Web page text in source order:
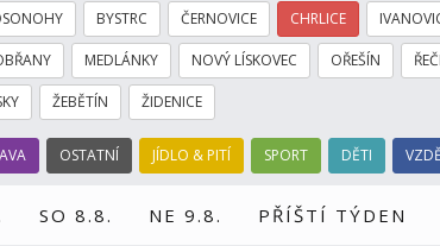
BYSTRC ČERNOVICE CHRLICE
MEDLÁNKY NOVÝ LÍSKOVEC OŘEŠÍN
ŽEBĚTÍN ŽIDENICE
OSTATNÍ JÍDLO & PITÍ SPORT DĚTI
SO 8.8. NE 9.8. PŘÍŠTÍ TÝDEN